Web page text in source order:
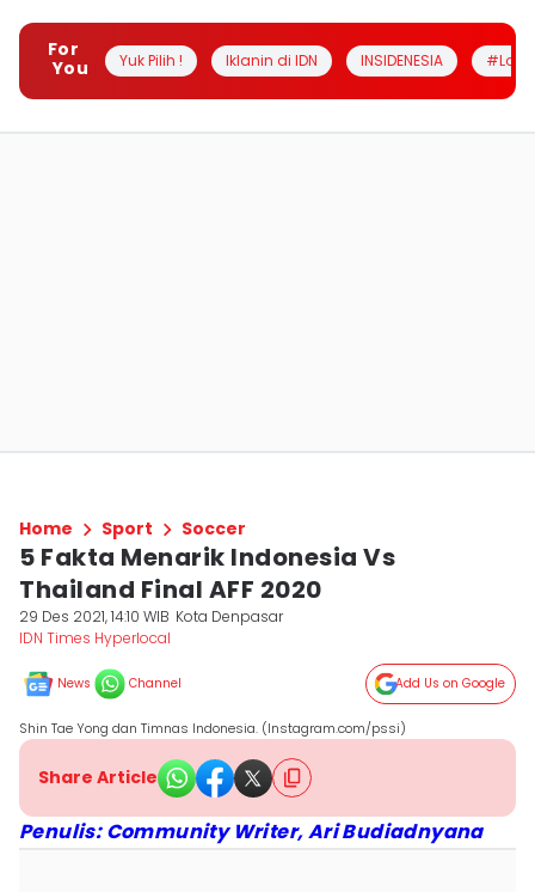
For
You
Yuk Pilih ! Iklanin di IDN INSIDENESIA
Home Sport Soccer
5 Fakta Menarik Indonesia Vs
Thailand Final AFF 2020
29 Des 2021, 14:10 WIB Kota Denpasar
IDN Times Hyperlocal
News Channel Add Us on Google
Shin Tae Yong dan Timnas Indonesia. (Instagram.com/pssi)
Share Article
Penulis: Community Writer, Ari Budiadnyana